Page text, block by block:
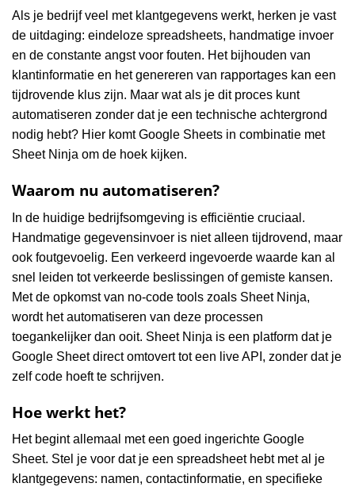
Als je bedrijf veel met klantgegevens werkt, herken je vast
de uitdaging: eindeloze spreadsheets, handmatige invoer
en de constante angst voor fouten. Het bijhouden van
klantinformatie en het genereren van rapportages kan een
tijdrovende klus zijn. Maar wat als je dit proces kunt
automatiseren zonder dat je een technische achtergrond
nodig hebt? Hier komt Google Sheets in combinatie met
Sheet Ninja om de hoek kijken.
Waarom nu automatiseren?
In de huidige bedrijfsomgeving is efficiëntie cruciaal.
Handmatige gegevensinvoer is niet alleen tijdrovend, maar
ook foutgevoelig. Een verkeerd ingevoerde waarde kan al
snel leiden tot verkeerde beslissingen of gemiste kansen.
Met de opkomst van no-code tools zoals Sheet Ninja,
wordt het automatiseren van deze processen
toegankelijker dan ooit. Sheet Ninja is een platform dat je
Google Sheet direct omtovert tot een live API, zonder dat je
zelf code hoeft te schrijven.
Hoe werkt het?
Het begint allemaal met een goed ingerichte Google
Sheet. Stel je voor dat je een spreadsheet hebt met al je
klantgegevens: namen, contactinformatie, en specifieke